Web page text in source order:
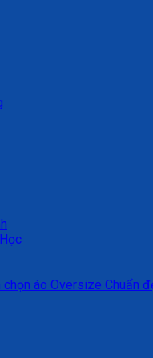
áo Oversize Chuẩn